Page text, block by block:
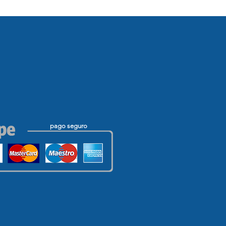
pago seguro